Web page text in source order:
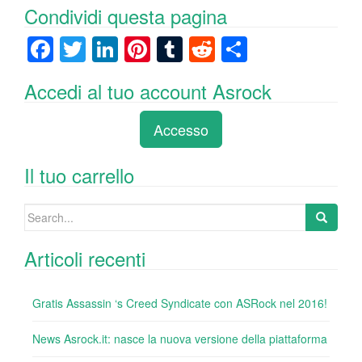
Condividi questa pagina
F
c
o
o
k
T
wi
tt
Li
k
n
Pi
er
e
st
T
m
bl
r
R
e
d
di
t
n
Accedi al tuo account Asrock
Accesso
Il tuo carrello
Search
Articoli recenti
Gratis Assassin ‘s Creed Syndicate con ASRock nel 2016!
News Asrock.it: nasce la nuova versione della piattaforma